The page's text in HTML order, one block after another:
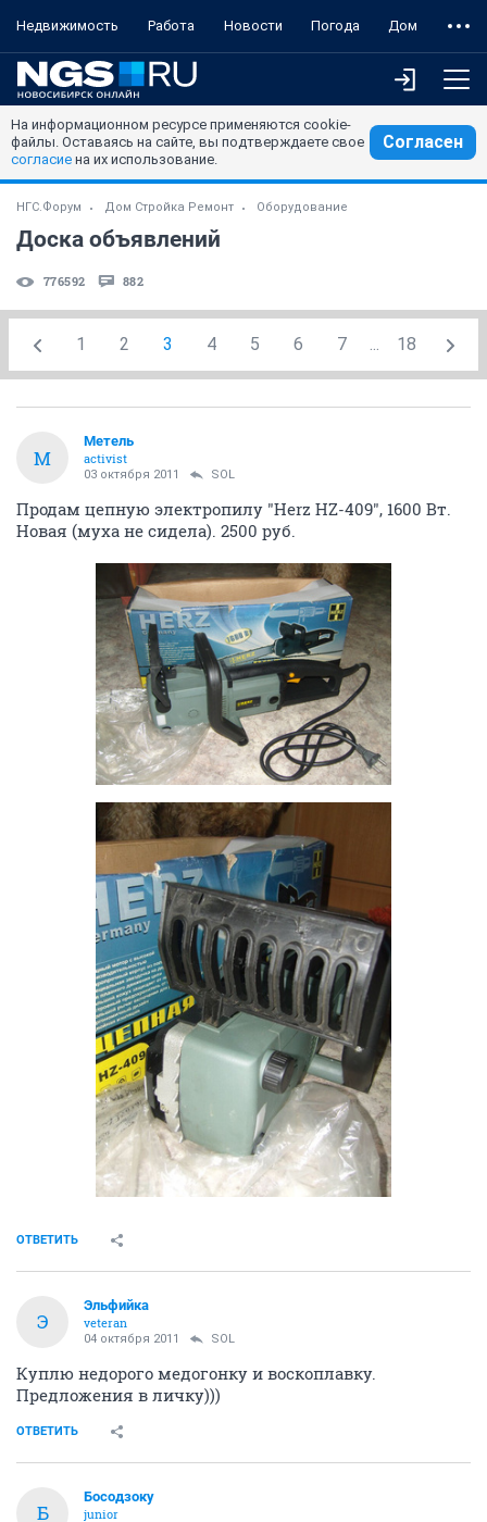
Недвижимость Работа Новости Погода Дом
На информационном ресурсе применяются cookie-
файлы. Оставаясь на сайте, вы подтверждаете свое
согласие на их использование.
Согласен
НГС.Форум Дом Стройка Ремонт Оборудование
Доска объявлений
776592 882
1 2 3 4 5 6 7 ... 18
М
Метель
activist
03 октября 2011 SOL
Продам цепную электропилу "Herz HZ-409", 1600 Вт.
Новая (муха не сидела). 2500 руб.
ОТВЕТИТЬ
Э
Эльфийка
veteran
04 октября 2011 SOL
Куплю недорого медогонку и воскоплавку.
Предложения в личку)))
ОТВЕТИТЬ
Б
Босодзоку
junior